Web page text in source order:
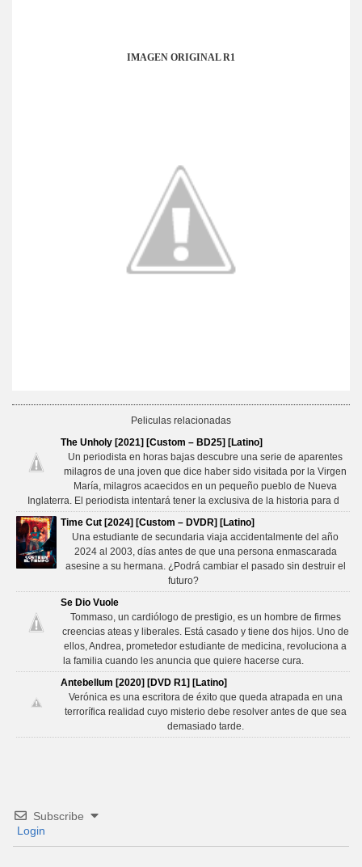
IMAGEN ORIGINAL R1
Peliculas relacionadas
The Unholy [2021] [Custom – BD25] [Latino]
Un periodista en horas bajas descubre una serie de aparentes
milagros de una joven que dice haber sido visitada por la Virgen
María, milagros acaecidos en un pequeño pueblo de Nueva
Inglaterra. El periodista intentará tener la exclusiva de la historia para d
Time Cut [2024] [Custom – DVDR] [Latino]
Una estudiante de secundaria viaja accidentalmente del año
2024 al 2003, días antes de que una persona enmascarada
asesine a su hermana. ¿Podrá cambiar el pasado sin destruir el
futuro?
Se Dio Vuole
Tommaso, un cardiólogo de prestigio, es un hombre de firmes
creencias ateas y liberales. Está casado y tiene dos hijos. Uno de
ellos, Andrea, prometedor estudiante de medicina, revoluciona a
la familia cuando les anuncia que quiere hacerse cura.
Antebellum [2020] [DVD R1] [Latino]
Verónica es una escritora de éxito que queda atrapada en una
terrorífica realidad cuyo misterio debe resolver antes de que sea
demasiado tarde.
Subscribe
Login